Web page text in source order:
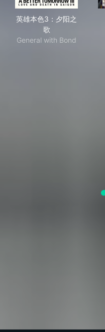
英雄本色3：夕阳之
歌
General with Bond